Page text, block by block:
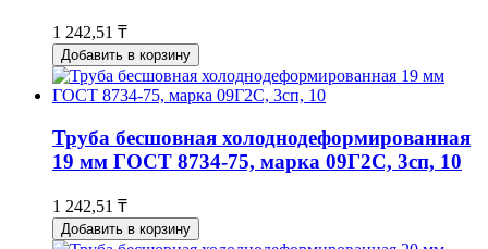
1 242,51 ₸
Добавить в корзину
Труба бесшовная холоднодеформированная
19 мм ГОСТ 8734-75, марка 09Г2С, 3сп, 10
1 242,51 ₸
Добавить в корзину